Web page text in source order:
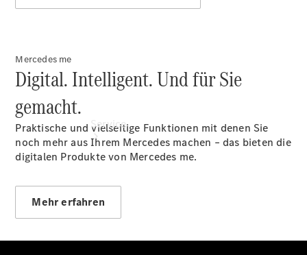
Service
Mercedes me
Digital. Intelligent. Und für Sie
gemacht.
Praktische und vielseitige Funktionen mit denen Sie
noch mehr aus Ihrem Mercedes machen – das bieten die
digitalen Produkte von Mercedes me.
Mehr erfahren